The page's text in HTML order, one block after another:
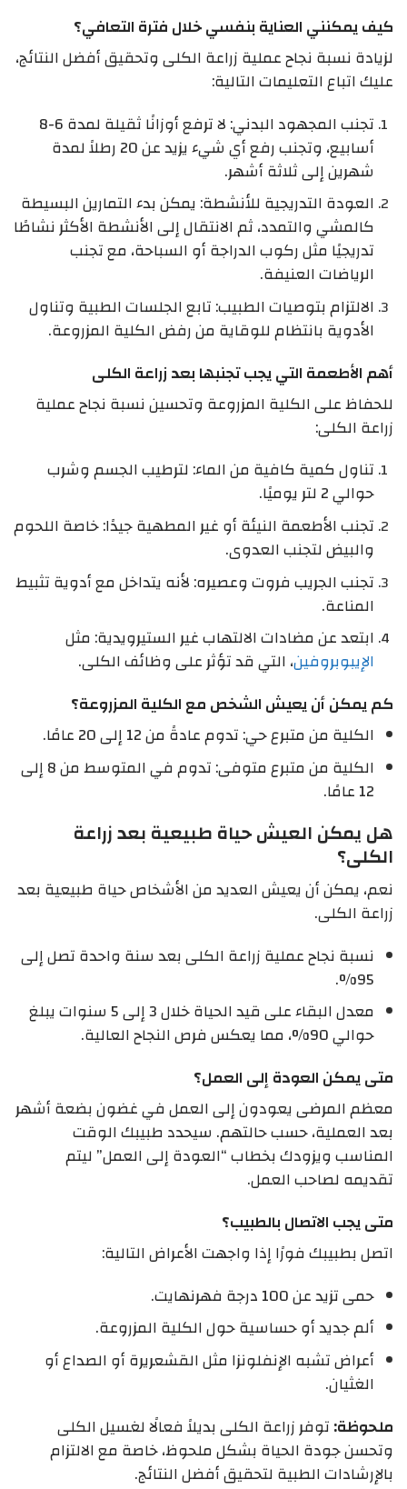
كيف يمكنني العناية بنفسي خلال فترة التعافي؟
لزيادة نسبة نجاح عملية زراعة الكلى وتحقيق أفضل النتائج،
عليك اتباع التعليمات التالية:
تجنب المجهود البدني: لا ترفع أوزانًا ثقيلة لمدة 6-8
أسابيع، وتجنب رفع أي شيء يزيد عن 20 رطلاً لمدة
شهرين إلى ثلاثة أشهر.
العودة التدريجية للأنشطة: يمكن بدء التمارين البسيطة
كالمشي والتمدد، ثم الانتقال إلى الأنشطة الأكثر نشاطًا
تدريجيًا مثل ركوب الدراجة أو السباحة، مع تجنب
الرياضات العنيفة.
الالتزام بتوصيات الطبيب: تابع الجلسات الطبية وتناول
الأدوية بانتظام للوقاية من رفض الكلية المزروعة.
أهم الأطعمة التي يجب تجنبها بعد زراعة الكلى
للحفاظ على الكلية المزروعة وتحسين نسبة نجاح عملية
زراعة الكلى:
تناول كمية كافية من الماء: لترطيب الجسم وشرب
حوالي 2 لتر يوميًا.
تجنب الأطعمة النيئة أو غير المطهية جيدًا: خاصة اللحوم
والبيض لتجنب العدوى.
تجنب الجريب فروت وعصيره: لأنه يتداخل مع أدوية تثبيط
المناعة.
ابتعد عن مضادات الالتهاب غير الستيرويدية: مثل
الإيبوبروفين، التي قد تؤثر على وظائف الكلى.
كم يمكن أن يعيش الشخص مع الكلية المزروعة؟
الكلية من متبرع حي: تدوم عادةً من 12 إلى 20 عامًا.
الكلية من متبرع متوفى: تدوم في المتوسط من 8 إلى
12 عامًا.
هل يمكن العيش حياة طبيعية بعد زراعة
الكلى؟
نعم، يمكن أن يعيش العديد من الأشخاص حياة طبيعية بعد
زراعة الكلى.
نسبة نجاح عملية زراعة الكلى بعد سنة واحدة تصل إلى
95%.
معدل البقاء على قيد الحياة خلال 3 إلى 5 سنوات يبلغ
حوالي 90%، مما يعكس فرص النجاح العالية.
متى يمكن العودة إلى العمل؟
معظم المرضى يعودون إلى العمل في غضون بضعة أشهر
بعد العملية، حسب حالتهم. سيحدد طبيبك الوقت
المناسب ويزودك بخطاب “العودة إلى العمل” ليتم
تقديمه لصاحب العمل.
متى يجب الاتصال بالطبيب؟
اتصل بطبيبك فورًا إذا واجهت الأعراض التالية:
حمى تزيد عن 100 درجة فهرنهايت.
ألم جديد أو حساسية حول الكلية المزروعة.
أعراض تشبه الإنفلونزا مثل القشعريرة أو الصداع أو
الغثيان.
ملحوظة:توفر زراعة الكلى بديلاً فعالًا لغسيل الكلى
وتحسن جودة الحياة بشكل ملحوظ، خاصة مع الالتزام
بالإرشادات الطبية لتحقيق أفضل النتائج.